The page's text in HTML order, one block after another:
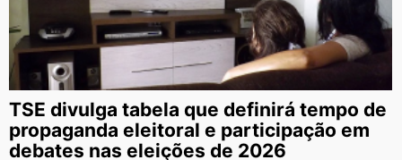
TSE divulga tabela que definirá tempo de
propaganda eleitoral e participação em
debates nas eleições de 2026